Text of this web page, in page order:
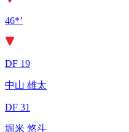
46*’
DF 19
中山 雄太
DF 31
堀米 悠斗